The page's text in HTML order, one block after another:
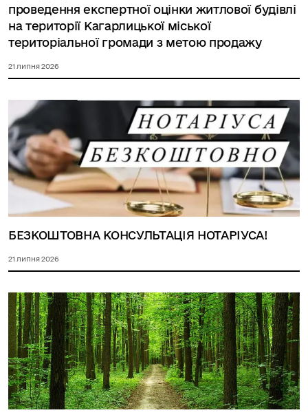
проведення експертної оцінки житлової будівлі
на території Кагарлицької міської
територіальної громади з метою продажу
21 липня 2026
БЕЗКОШТОВНА КОНСУЛЬТАЦІЯ НОТАРІУСА!
21 липня 2026